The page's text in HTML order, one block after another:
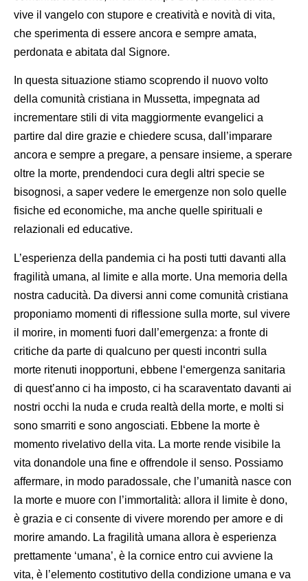
vive il vangelo con stupore e creatività e novità di vita,
che sperimenta di essere ancora e sempre amata,
perdonata e abitata dal Signore.
In questa situazione stiamo scoprendo il nuovo volto
della comunità cristiana in Mussetta, impegnata ad
incrementare stili di vita maggiormente evangelici a
partire dal dire grazie e chiedere scusa, dall’imparare
ancora e sempre a pregare, a pensare insieme, a sperare
oltre la morte, prendendoci cura degli altri specie se
bisognosi, a saper vedere le emergenze non solo quelle
fisiche ed economiche, ma anche quelle spirituali e
relazionali ed educative.
L’esperienza della pandemia ci ha posti tutti davanti alla
fragilità umana, al limite e alla morte. Una memoria della
nostra caducità. Da diversi anni come comunità cristiana
proponiamo momenti di riflessione sulla morte, sul vivere
il morire, in momenti fuori dall’emergenza: a fronte di
critiche da parte di qualcuno per questi incontri sulla
morte ritenuti inopportuni, ebbene l‘emergenza sanitaria
di quest’anno ci ha imposto, ci ha scaraventato davanti ai
nostri occhi la nuda e cruda realtà della morte, e molti si
sono smarriti e sono angosciati. Ebbene la morte è
momento rivelativo della vita. La morte rende visibile la
vita donandole una fine e offrendole il senso. Possiamo
affermare, in modo paradossale, che l’umanità nasce con
la morte e muore con l’immortalità: allora il limite è dono,
è grazia e ci consente di vivere morendo per amore e di
morire amando. La fragilità umana allora è esperienza
prettamente ‘umana’, è la cornice entro cui avviene la
vita, è l’elemento costitutivo della condizione umana e va